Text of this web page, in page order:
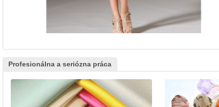
Profesionálna a seriózna práca